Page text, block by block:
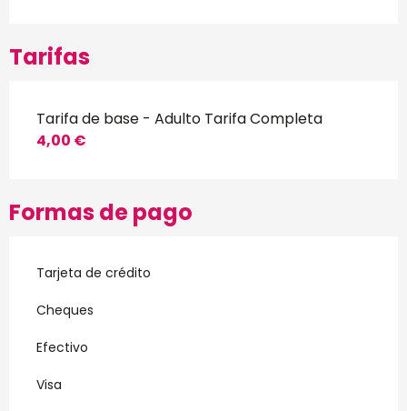
Tarifas
Tarifa de base - Adulto Tarifa Completa
4,00 €
Formas de pago
Tarjeta de crédito
Cheques
Efectivo
Visa